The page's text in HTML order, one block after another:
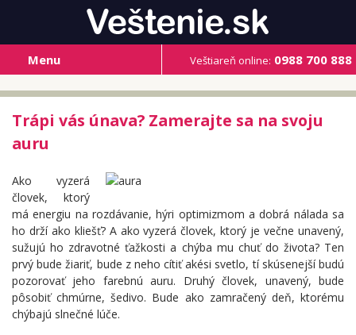
Veštiareň online: 0988 700 888
Menu
Trápi vás únava? Zamerajte sa na svoju
auru
Ako vyzerá
človek, ktorý
má energiu na rozdávanie, hýri optimizmom a dobrá nálada sa
ho drží ako kliešť? A ako vyzerá človek, ktorý je večne unavený,
sužujú ho zdravotné ťažkosti a chýba mu chuť do života? Ten
prvý bude žiariť, bude z neho cítiť akési svetlo, tí skúsenejší budú
pozorovať jeho farebnú auru. Druhý človek, unavený, bude
pôsobiť chmúrne, šedivo. Bude ako zamračený deň, ktorému
chýbajú slnečné lúče.